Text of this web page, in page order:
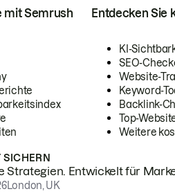
mit Semrush Entdecken Sie
KI-
SEO-
Website-
Keyword-
Backlink-
Top-
Weitere
SICHERN
Strategien. Entwickelt für
London, UK